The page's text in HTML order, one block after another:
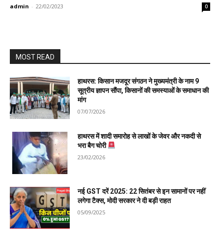
admin - 22/02/2023 0
MOST READ
हाथरस: किसान मजदूर संगठन ने मुख्यमंत्री के नाम 9
सूत्रीय ज्ञापन सौंपा, किसानों की समस्याओं के समाधान की
मांग
07/07/2026
हाथरस में शादी समारोह से लाखों के जेवर और नकदी से
भरा बैग चोरी
23/02/2026
नई GST दरें 2025: 22 सितंबर से इन सामानों पर नहीं
लगेगा टैक्स, मोदी सरकार ने दी बड़ी राहत
05/09/2025